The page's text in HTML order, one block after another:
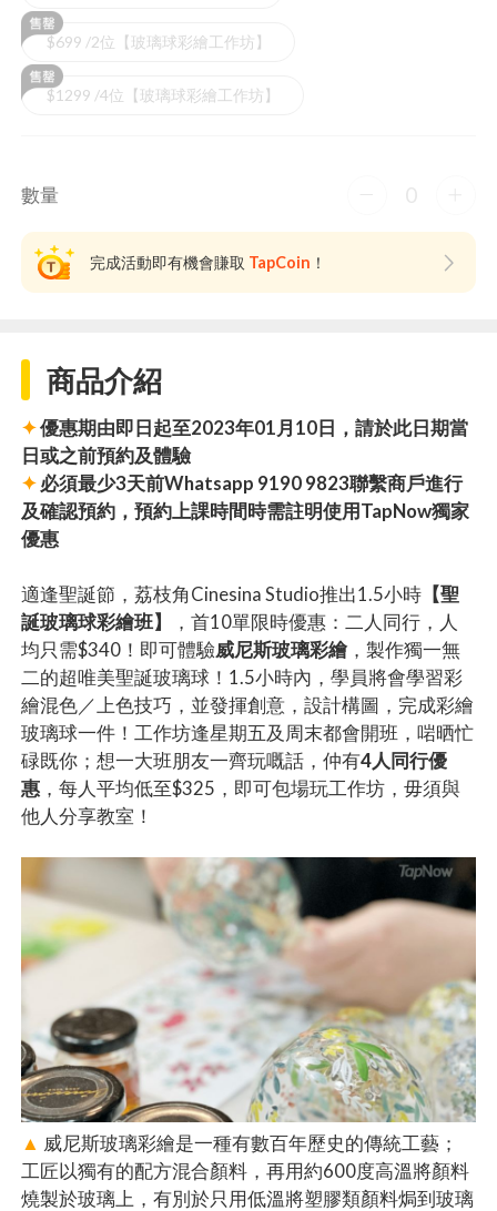
$699 /2位【玻璃球彩繪工作坊】
$1299 /4位【玻璃球彩繪工作坊】
數量 0
完成活動即有機會賺取 TapCoin ！
商品介紹
✦優惠期由即日起至2023年01月10日，請於此日期當
日或之前預約及體驗
✦必須最少3天前Whatsapp 9190 9823聯繫商戶進行
及確認預約，預約上課時間時需註明使用TapNow獨家
優惠
適逢聖誕節，荔枝角Cinesina Studio推出1.5小時 【聖
誕玻璃球彩繪班】
，首10單限時優惠：二人同行，人
均只需$340！即可體驗威尼斯玻璃彩繪，製作獨一無
二的超唯美聖誕玻璃球！1.5小時內，學員將會學習彩
繪混色／上色技巧，並發揮創意，設計構圖，完成彩繪
玻璃球一件！工作坊逢星期五及周末都會開班，啱晒忙
碌既你；想一大班朋友一齊玩嘅話，仲有4人同行優
惠 ，每人平均低至$325，即可包場玩工作坊，毋須與
他人分享教室！
▲ 威尼斯玻璃彩繪是一種有數百年歷史的傳統工藝；
工匠以獨有的配方混合顏料，再用約600度高溫將顏料
燒製於玻璃上，有別於只用低溫將塑膠類顏料焗到玻璃